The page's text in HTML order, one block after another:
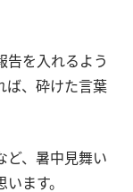
告を入れるよう
ば、砕けた言葉
ど、暑中見舞い
ます。